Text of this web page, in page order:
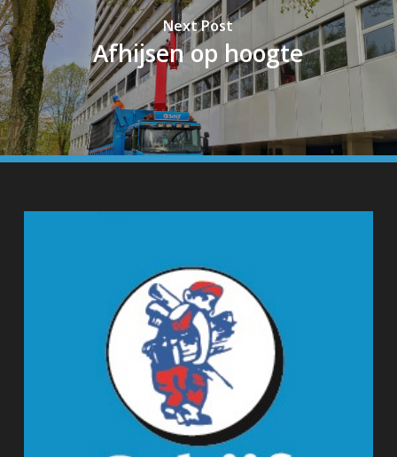
Next Post
Afhijsen op hoogte